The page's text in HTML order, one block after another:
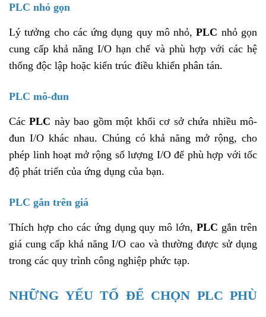
PLC nhỏ gọn
Lý tưởng cho các ứng dụng quy mô nhỏ,PLC nhỏ gọn
cung cấp khả năng I/O hạn chế và phù hợp với các hệ
thống độc lập hoặc kiến ​​trúc điều khiển phân tán.
PLC mô-đun
Các PLC này bao gồm một khối cơ sở chứa nhiều mô-
đun I/O khác nhau. Chúng có khả năng mở rộng, cho
phép linh hoạt mở rộng số lượng I/O để phù hợp với tốc
độ phát triển của ứng dụng của bạn.
PLC gắn trên giá
Thích hợp cho các ứng dụng quy mô lớn, PLC gắn trên
giá cung cấp khả năng I/O cao và thường được sử dụng
trong các quy trình công nghiệp phức tạp.
NHỮNG YẾU TỐ ĐỂ CHỌN PLC PHÙ